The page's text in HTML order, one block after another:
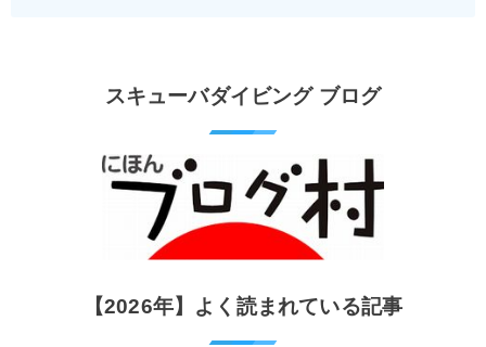
スキューバダイビング ブログ
【2026年】よく読まれている記事